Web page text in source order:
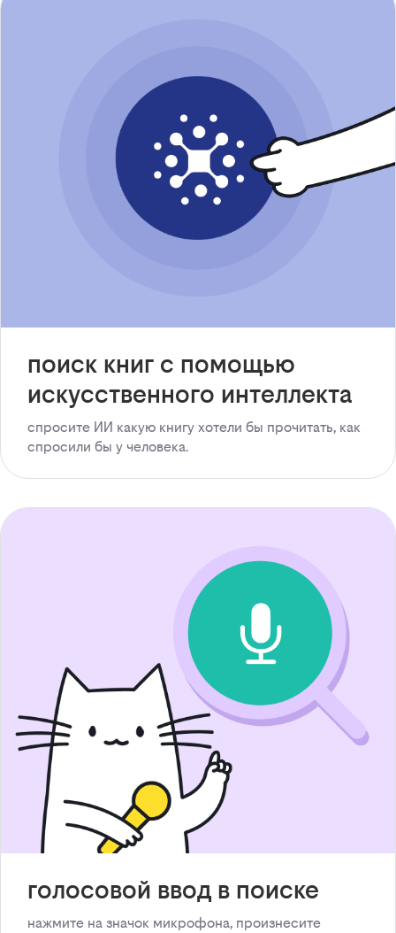
поиск книг с помощью
искусственного интеллекта
спросите ИИ какую книгу хотели бы прочитать, как
спросили бы у человека.
голосовой ввод в поиске
нажмите на значок микрофона, произнесите